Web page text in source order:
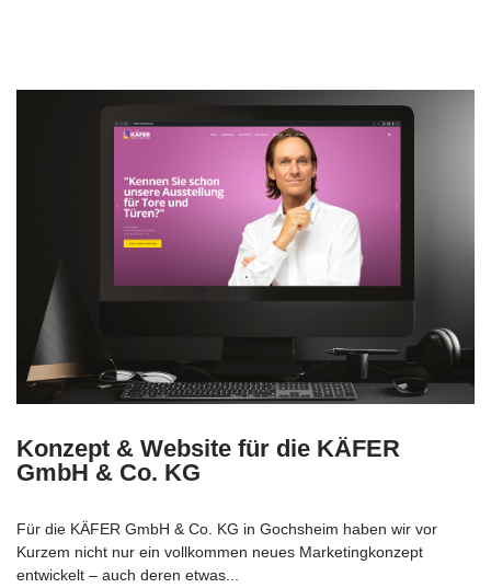
Konzept & Website für die KÄFER
GmbH & Co. KG
Für die KÄFER GmbH & Co. KG in Gochsheim haben wir vor
Kurzem nicht nur ein vollkommen neues Marketingkonzept
entwickelt – auch deren etwas...